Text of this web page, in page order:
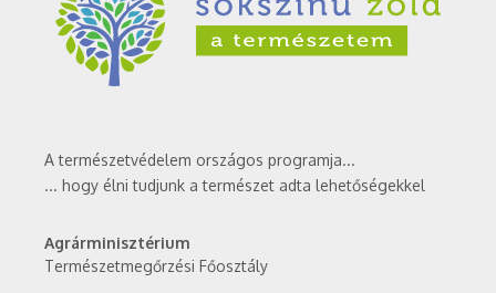
A természetvédelem országos programja...
... hogy élni tudjunk a természet adta lehetőségekkel
Agrárminisztérium
Természetmegőrzési Főosztály